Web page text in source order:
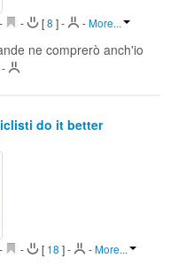
- - [8 ]- -More...
ne comprerò anch'io
-
do it better
- - [ 18 ]- -More...